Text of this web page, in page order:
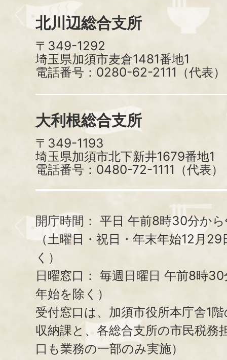
北川辺総合支所
〒349-1292
埼玉県加須市麦倉1481番地1
電話番号：0280-62-2111（代表）
大利根総合支所
〒349-1193
埼玉県加須市北下新井1679番地1
電話番号：0480-72-1111（代表）
開庁時間： 平日 午前8時30分か
（土曜日・祝日・年末年始12月
く）
日曜窓口： 毎週日曜日 午前8時
年始を除く）
受付窓口は、加須市役所本庁舎1
収納課と、 各総合支所の市民税務
口も業務の一部のみ実施）